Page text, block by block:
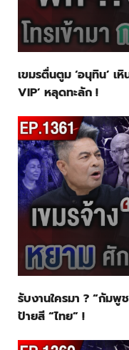
เขมรตื่นตูม ‘อนุทิน’ เ
VIP’ หลุดทะลัก !
รับงานใครมา ? “กัมพู
ป้ายสี “ไทย” !